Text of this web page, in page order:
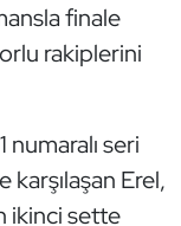
finale
rakiplerini
numaralı seri
karşılaşan Erel,
ikinci sette